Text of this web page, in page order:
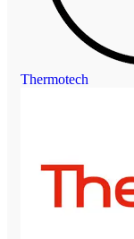
Thermotech